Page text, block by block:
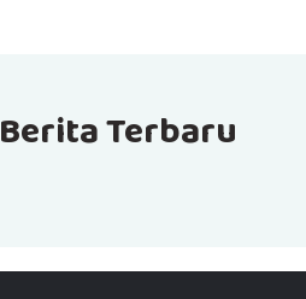
Berita Terbaru